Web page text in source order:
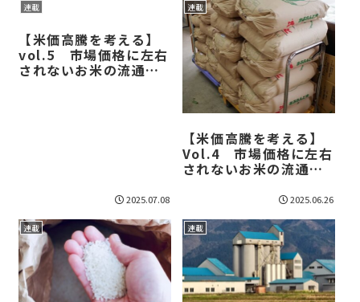
連載
【米価高騰を考える】
vol.5 市場価格に左右
されないお米の流通②――
2025.07.08
連載
【米価高騰を考える】
Vol.4 市場価格に左右
されないお米の流通①――
2025.06.26
連載 連載